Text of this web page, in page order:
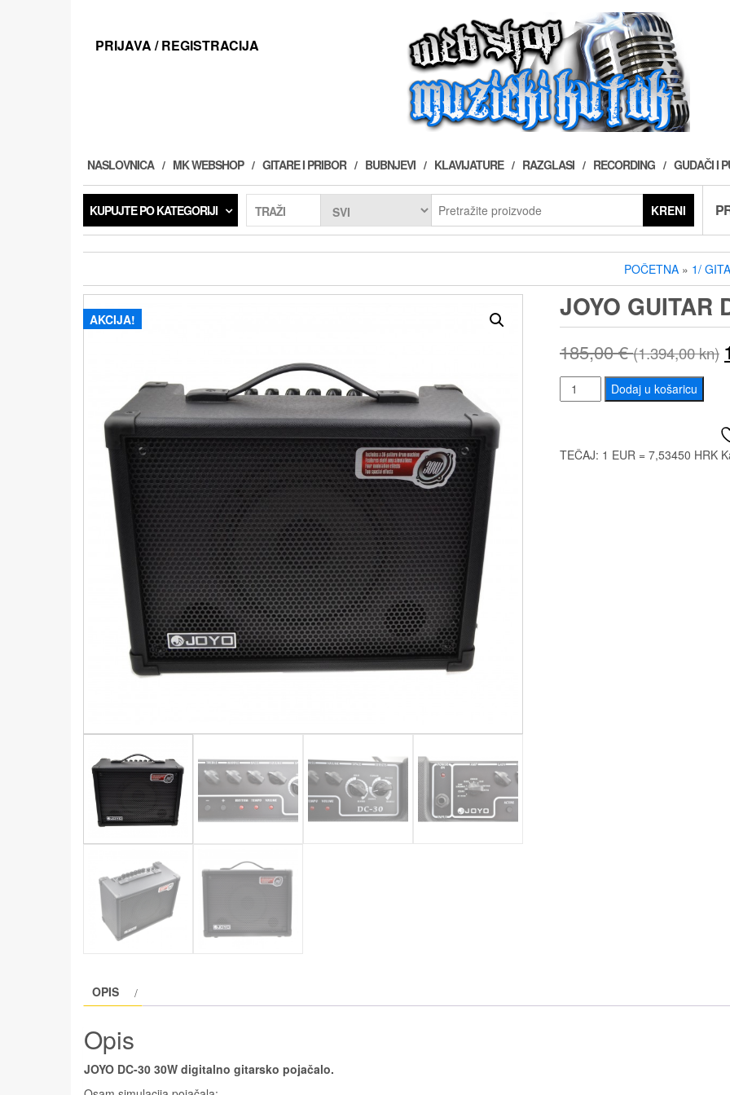
PRIJAVA / REGISTRACIJA
NASLOVNICA MK WEBSHOP GITARE I PRIBOR BUBNJEVI KLAVIJATURE RAZGLASI RECORDING GUDAČI I
KUPUJTE PO KATEGORIJI TRAŽI KRENI
POČETNA » 1/
AKCIJA! JOYO GUITAR
185,00€ (1.394,00 kn)
JOYO
GUITAR
količina
Dodaj u košaricu
TEČAJ: 1 EUR = 7,53450 HRK
OPIS
Opis
JOYO DC-30 30W digitalno gitarsko pojačalo.